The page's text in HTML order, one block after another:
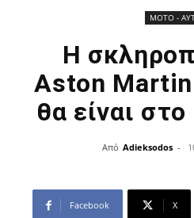
ΜOTO -
Η
Aston
θα είναι
Από Adieksodos -
Facebook X